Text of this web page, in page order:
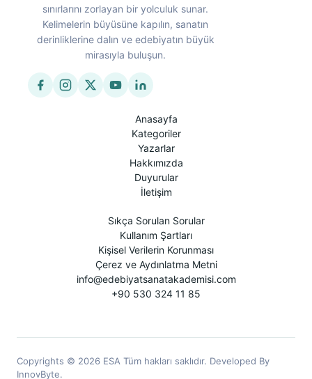
sınırlarını zorlayan bir yolculuk sunar.
Kelimelerin büyüsüne kapılın, sanatın
derinliklerine dalın ve edebiyatın büyük
mirasıyla buluşun.
Anasayfa
Kategoriler
Yazarlar
Hakkımızda
Duyurular
İletişim
Sıkça Sorulan Sorular
Kullanım Şartları
Kişisel Verilerin Korunması
Çerez ve Aydınlatma Metni
info@edebiyatsanatakademisi.com
+90 530 324 11 85
Copyrights © 2026 ESA Tüm hakları saklıdır. Developed By
InnovByte.